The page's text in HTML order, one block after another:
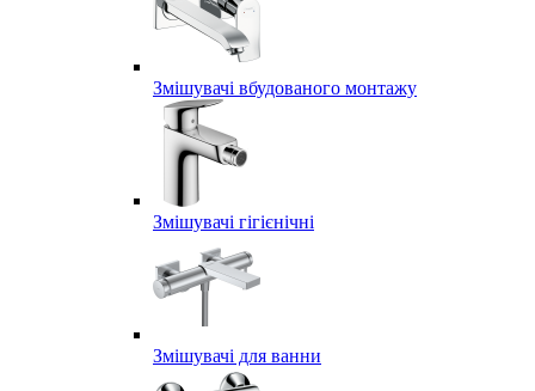
Змішувачі вбудованого монтажу
Змішувачі гігієнічні
Змішувачі для ванни